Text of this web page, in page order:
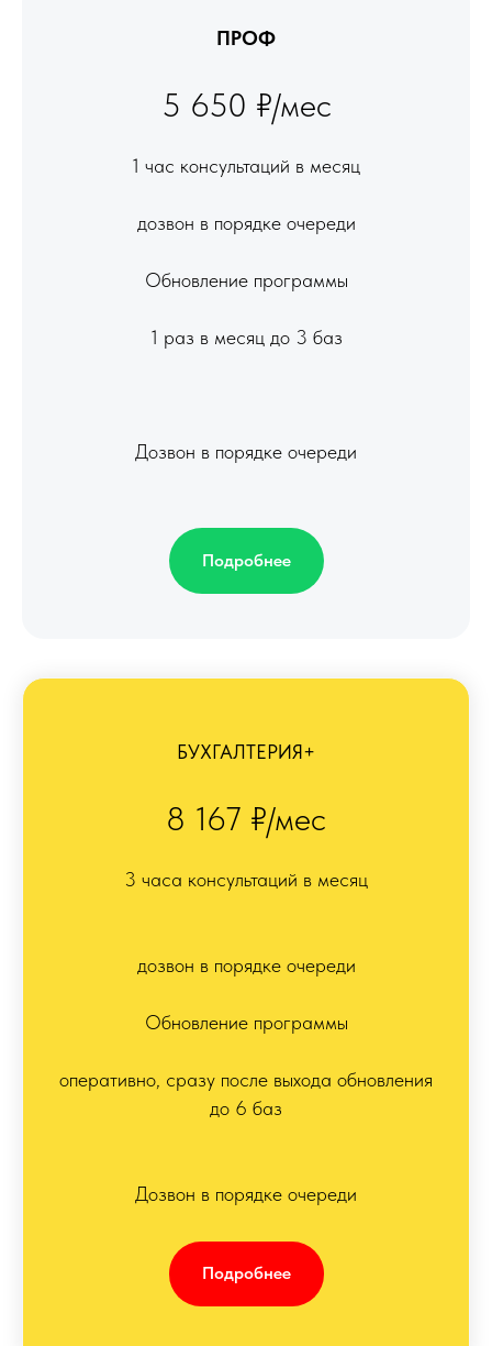
ПРОФ
5 650 ₽/мес
1 час консультаций в месяц
дозвон в порядке очереди
Обновление программы
1 раз в месяц до 3 баз
Дозвон в порядке очереди
Подробнее
БУХГАЛТЕРИЯ+
8 167 ₽/мес
3 часа консультаций в месяц
дозвон в порядке очереди
Обновление программы
оперативно, сразу после выхода обновления
до 6 баз
Дозвон в порядке очереди
Подробнее